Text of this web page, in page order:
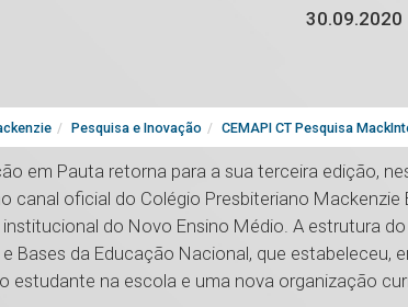
30.09.2020
Pesquisa e Inovação CEMAPI CT Pesquisa
em Pauta retorna para a sua terceira edição,
canal oficial do Colégio Presbiteriano Mackenzie
do Novo Ensino Médio. A estrutura
e Bases da Educação Nacional, que
estudante na escola e uma nova organização